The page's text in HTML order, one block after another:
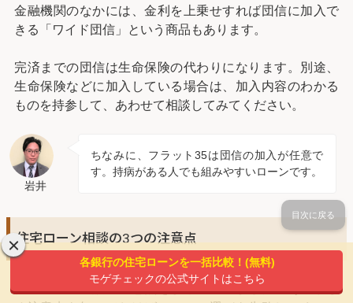
金融機関のなかには、金利を上乗せすれば団信に加入で
きる「ワイド団信」という商品もあります。
完済までの団信は生命保険の代わりになります。別途、
生命保険などに加入している場合は、加入内容のわかる
ものを持参して、あわせて相談してみてください。
岩井
ちなみに、フラット35は団信の加入が任意で
す。持病がある人でも組みやすいローンです。
住宅ローン相談の3つの注意点
住宅ローン相談の注意点をまとめてみました。あらかじ
各銀行の住宅ローンを一括比較！(無料)
モゲチェックの公式サイトはこちら
目次に戻る